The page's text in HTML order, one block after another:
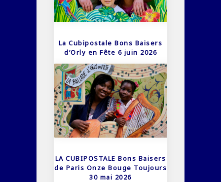
La Cubipostale Bons Baisers
d’Orly en Fête 6 juin 2026
LA CUBIPOSTALE Bons Baisers
de Paris Onze Bouge Toujours
30 mai 2026